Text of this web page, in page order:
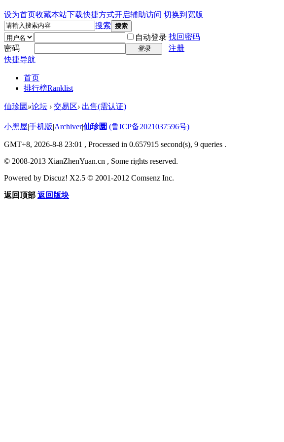
设为首页收藏本站下载快捷方式开启辅助访问 切换到宽版
搜索 搜索
自动登录 找回密码
密码
登录
注册
快捷导航
首页
排行榜Ranklist
仙珍圜»论坛 › 交易区› 出售(需认证)
小黑屋|手机版|Archiver|仙珍圜 (鲁ICP备2021037596号)
GMT+8, 2026-8-8 23:01 , Processed in 0.657915 second(s), 9 queries .
© 2008-2013 XianZhenYuan.cn , Some rights reserved.
Powered by Discuz! X2.5 © 2001-2012 Comsenz Inc.
返回顶部 返回版块